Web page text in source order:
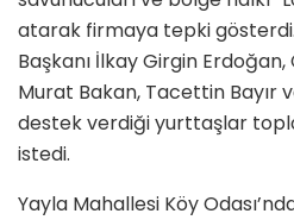
atarak firmaya tepki
Başkanı İlkay Girgin
Murat Bakan, Tacettin Bayır
destek verdiği yurttaşlar
istedi.
Yayla Mahallesi Köy